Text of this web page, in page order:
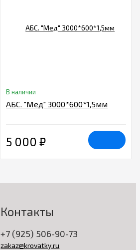
В наличии
АБС. "Мед" 3000*600*1,5мм
5 000₽
Контакты
+7 (925) 506-90-73
zakaz@krovatky.ru